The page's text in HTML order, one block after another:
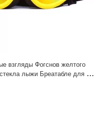
взгляды Фогснов желтого
лыжи Бреатабле для на